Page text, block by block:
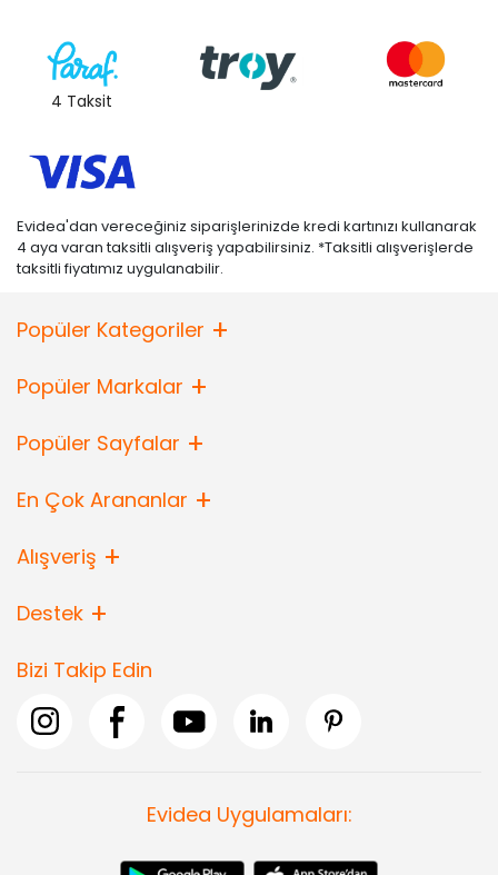
4 Taksit
Evidea'dan vereceğiniz siparişlerinizde kredi kartınızı kullanarak
4 aya varan taksitli alışveriş yapabilirsiniz. *Taksitli alışverişlerde
taksitli fiyatımız uygulanabilir.
Popüler Kategoriler
Popüler Markalar
Popüler Sayfalar
En Çok Arananlar
Alışveriş
Destek
Bizi Takip Edin
Evidea Uygulamaları: